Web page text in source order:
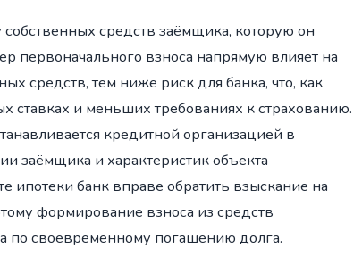
средств заёмщика, которую он
первоначального взноса напрямую влияет на
средств, тем ниже риск для банка, что, как
ставках и меньших требованиях к страхованию.
кредитной организацией в
заёмщика и характеристик объекта
банк вправе обратить взыскание на
формирование взноса из средств
по своевременному погашению долга.